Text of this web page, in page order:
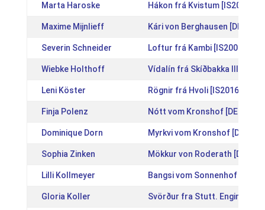
Marta Haroske Hákon frá Kvistum
Maxime Mijnlieff Kári von Berghausen
Severin Schneider Loftur frá Kambi
Wiebke Holthoff Vídalín frá Skíðbakka III
Leni Köster Rögnir frá Hvoli
Finja Polenz Nótt vom Kronshof
Dominique Dorn Myrkvi vom Kronshof
Sophia Zinken Mökkur von Roderath
Lilli Kollmeyer Bangsi vom Sonnenhof
Gloria Koller Svörður fra Stutt. Engimyri